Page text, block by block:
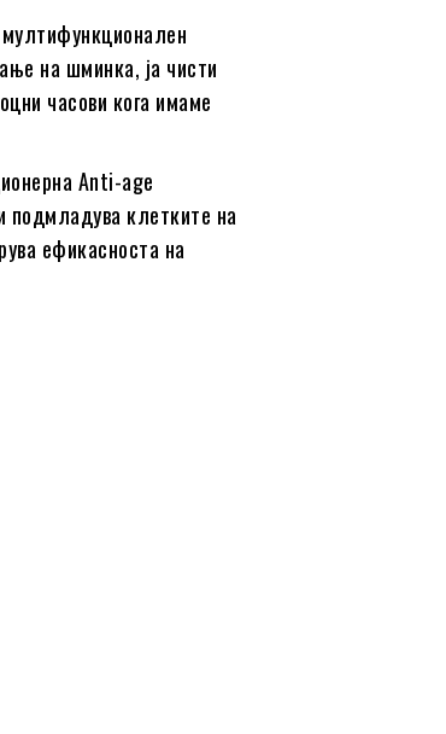
на шминка, ја чисти
часови кога имаме
Anti-age
подмладува клетките на
ефикасноста на